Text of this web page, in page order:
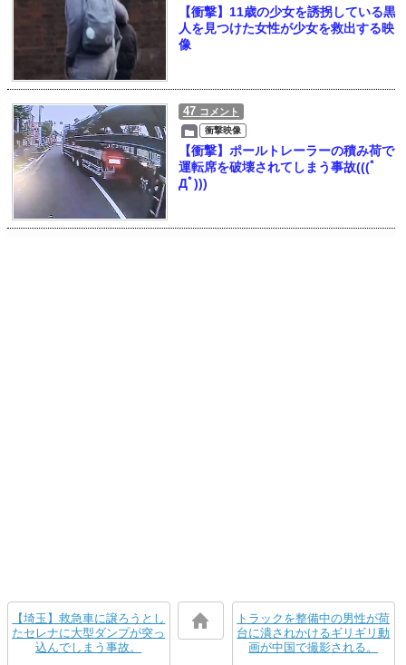
【衝撃】11歳の少女を誘拐している黒
人を見つけた女性が少女を救出する映
像
47 コメント
衝撃映像
【衝撃】ポールトレーラーの積み荷で
運転席を破壊されてしまう事故(((ﾟ
Дﾟ)))
【埼玉】救急車に譲ろうとし
たセレナに大型ダンプが突っ
込んでしまう事故。
トラックを整備中の男性が荷
台に潰されかけるギリギリ動
画が中国で撮影される。